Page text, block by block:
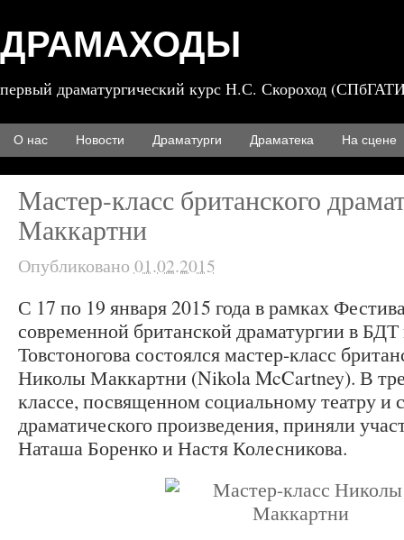
ДРАМАХОДЫ
первый драматургический курс Н.С. Скороход
О нас Новости Драматурги Драматека На сцене
Мастер-класс британского
Маккартни
Опубликовано 01.02.2015
С 17 по 19 января 2015 года в рамках
современной британской драматургии в
Товстоногова состоялся мастер-класс
Николы Маккартни (Nikola McCartney). В
классе, посвященном социальному театру и
драматического произведения, приняли
Наташа Боренко и Настя Колесникова.